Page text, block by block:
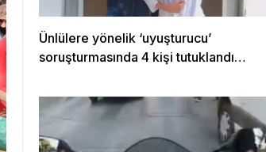
Ünlülere yönelik ‘uyuşturucu’
soruşturmasında 4 kişi tutuklandı…